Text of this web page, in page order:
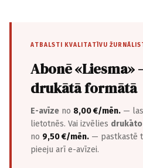
ATBALSTI KVALITATĪVU
Abonē
drukātā formātā
E-avīze no 8,00 €/mēn. —
lietotnēs. Vai izvēlies
no 9,50 €/mēn. — pastkastē
pieeju arī e-avīzei.